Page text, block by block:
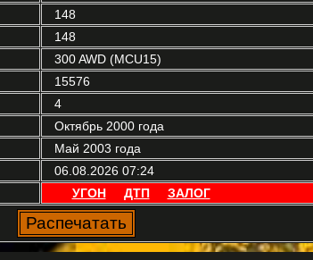
148
148
300 AWD (MCU15)
15576
4
Октябрь 2000 года
Май 2003 года
06.08.2026 07:24
УГОН ДТП ЗАЛОГ